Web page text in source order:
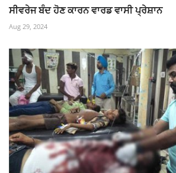
ਸੀਵਰੇਜ ਬੰਦ ਹੋਣ ਕਾਰਨ ਵਾਰਡ ਵਾਸੀ ਪ੍ਰੇਸ਼ਾਨ
Aug 29, 2024